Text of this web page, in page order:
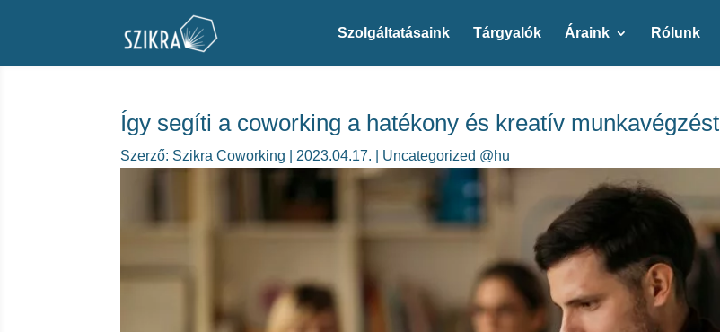
Szolgáltatásaink Tárgyalók Áraink Rólunk
Így segíti a coworking a hatékony és kreatív munkavégzést
Szerző: Szikra Coworking 2023.04.17. Uncategorized @hu